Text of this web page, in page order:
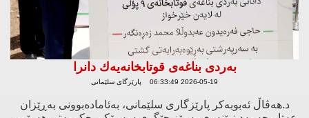
به‌ردی بناغه‌ی قوتابخانه‌یه‌ك دانرا
2026-05-19 06:33:49 پارێزگای سلێمانی
د.هەڤاڵ ئەبوبەکر پارێزگاری سلێمانی، بەئامادەبوونی بەڕێزان